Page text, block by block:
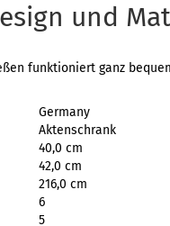
und
funktioniert ganz
Germany
Aktenschrank
40,0 cm
42,0 cm
216,0 cm
6
5